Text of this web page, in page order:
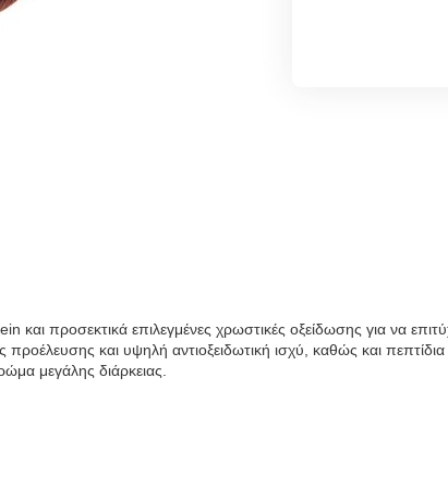
και προσεκτικά επιλεγμένες χρωστικές οξείδωσης για να
και υψηλή αντιοξειδωτική ισχύ, καθώς και
μεγάλης διάρκειας.